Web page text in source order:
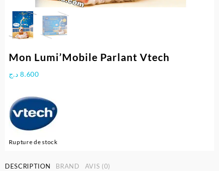
Mon Lumi’Mobile Parlant Vtech
8.600 د.ج
Rupture de stock
DESCRIPTION BRAND AVIS (0)